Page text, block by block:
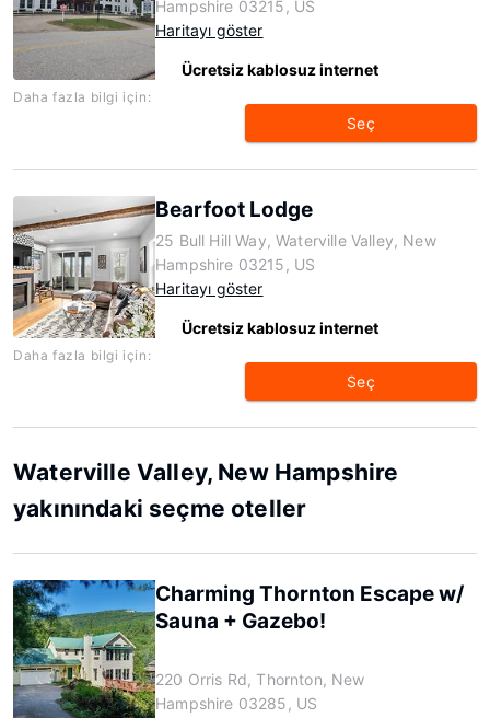
Hampshire 03215, US
Haritayı göster
Ücretsiz kablosuz internet
Daha fazla bilgi için:
Seç
Bearfoot Lodge
25 Bull Hill Way, Waterville Valley, New
Hampshire 03215, US
Haritayı göster
Ücretsiz kablosuz internet
Daha fazla bilgi için:
Seç
Waterville Valley, New Hampshire
yakınındaki seçme oteller
Charming Thornton Escape w/
Sauna + Gazebo!
220 Orris Rd, Thornton, New
Hampshire 03285, US